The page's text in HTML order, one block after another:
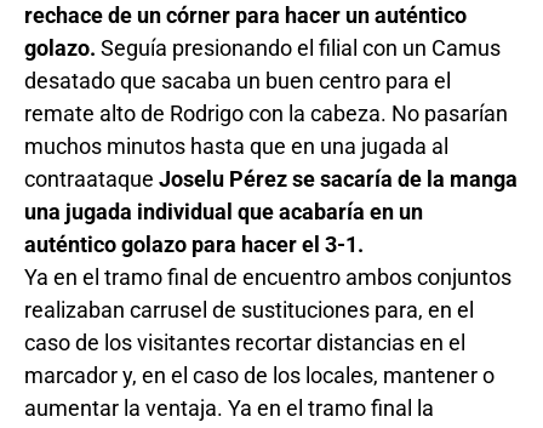
rechace de un córner para hacer un auténtico
golazo. Seguía presionando el filial con un Camus
desatado que sacaba un buen centro para el
remate alto de Rodrigo con la cabeza. No pasarían
muchos minutos hasta que en una jugada al
contraataque Joselu Pérez se sacaría de la manga
una jugada individual que acabaría en un
auténtico golazo para hacer el 3-1.
Ya en el tramo final de encuentro ambos conjuntos
realizaban carrusel de sustituciones para, en el
caso de los visitantes recortar distancias en el
marcador y, en el caso de los locales, mantener o
aumentar la ventaja. Ya en el tramo final la